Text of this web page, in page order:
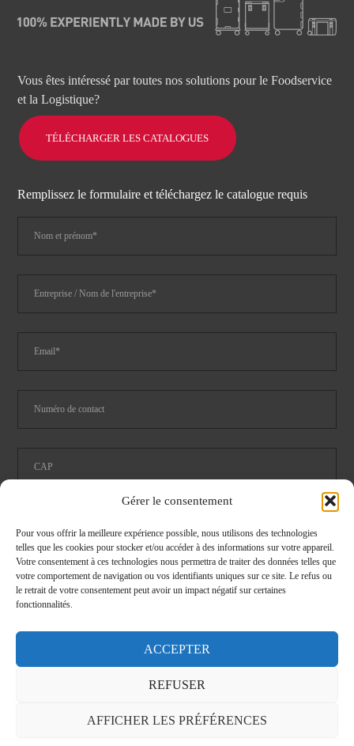
Gérer le consentement
Pour vous offrir la meilleure expérience possible, nous utilisons des technologies
telles que les cookies pour stocker et/ou accéder à des informations sur votre appareil.
Votre consentement à ces technologies nous permettra de traiter des données telles que
votre comportement de navigation ou vos identifiants uniques sur ce site. Le refus ou
le retrait de votre consentement peut avoir un impact négatif sur certaines
fonctionnalités.
ACCEPTER
REFUSER
AFFICHER LES PRÉFÉRENCES
Vous êtes intéressé par toutes nos solutions pour le Foodservice
et la Logistique?
TÉLÉCHARGER LES CATALOGUES
Remplissez le formulaire et téléchargez le catalogue requis
Restauration
Logistique
Pièce détachées cataloghe 2024